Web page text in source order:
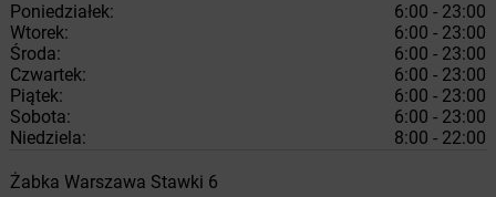
Poniedziałek:
6:00 - 23:00
Wtorek:
6:00 - 23:00
Środa:
6:00 - 23:00
Czwartek:
6:00 - 23:00
Piątek:
6:00 - 23:00
Sobota:
6:00 - 23:00
Niedziela:
8:00 - 22:00
Żabka Warszawa Stawki 6